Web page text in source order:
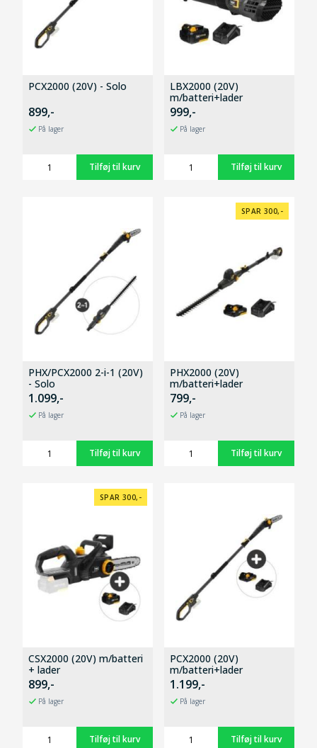
PCX2000 (20V) - Solo
899,-
På lager
LBX2000 (20V)
m/batteri+lader
999,-
På lager
PHX/PCX2000 2-i-1 (20V)
- Solo
1.099,-
På lager
SPAR 300,-
PHX2000 (20V)
m/batteri+lader
799,-
På lager
SPAR 300,-
CSX2000 (20V) m/batteri
+ lader
899,-
På lager
PCX2000 (20V)
m/batteri+lader
1.199,-
På lager